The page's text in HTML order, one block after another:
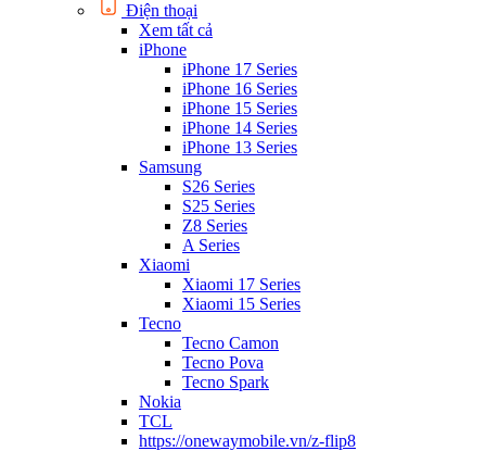
Điện thoại
Xem tất cả
iPhone
iPhone 17 Series
iPhone 16 Series
iPhone 15 Series
iPhone 14 Series
iPhone 13 Series
Samsung
S26 Series
S25 Series
Z8 Series
A Series
Xiaomi
Xiaomi 17 Series
Xiaomi 15 Series
Tecno
Tecno Camon
Tecno Pova
Tecno Spark
Nokia
TCL
https://onewaymobile.vn/z-flip8